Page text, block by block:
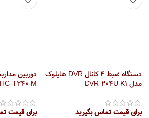
دستگاه ضبط 4 کانال DVR هایلوک
مدل DVR-204U-K1
برای قیمت تماس بگیرید
دوربین
T240-M
برای قیمت